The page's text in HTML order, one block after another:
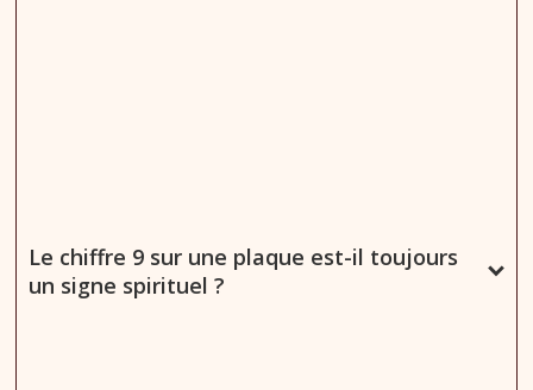
Le chiffre 9 sur une plaque est-il toujours
un signe spirituel ?